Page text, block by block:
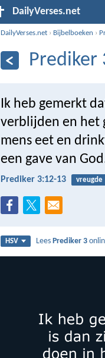
DailyVerses.net
DailyVerses.net › Bijbelboeken ›
Prediker
Ik heb gemerkt
verblijden en het
mens eet en
een gave van
Prediker 3:12-13 vreugde
HSV LeesPrediker 3